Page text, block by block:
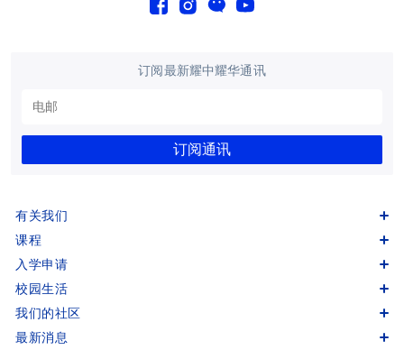
订阅最新耀中耀华通讯
订阅通讯
有关我们
课程
入学申请
校园生活
我们的社区
最新消息